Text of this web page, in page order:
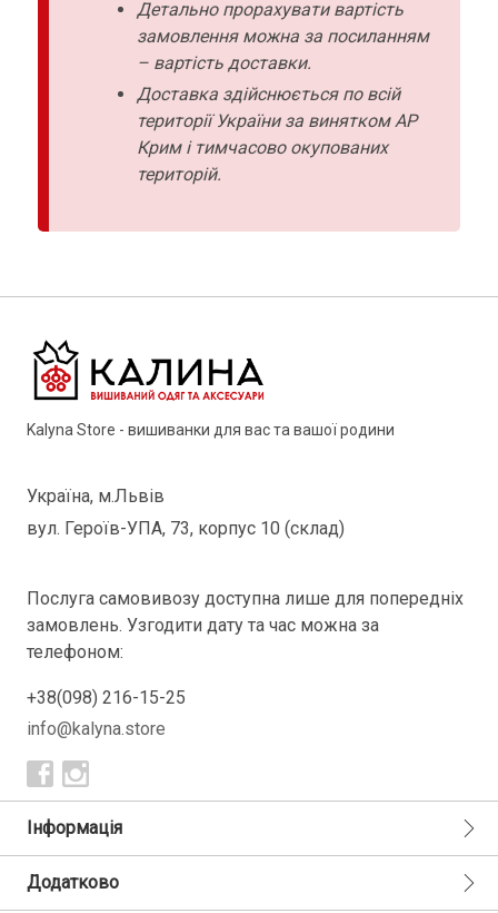
Детально прорахувати вартість
замовлення можна за посиланням
– вартість доставки.
Доставка здійснюється по всій
території України за винятком АР
Крим і тимчасово окупованих
територій.
Kalyna Store - вишиванки для вас та вашої родини
Україна, м.Львів
вул. Героїв-УПА, 73, корпус 10 (склад)
Послуга самовивозу доступна лише для попередніх
замовлень. Узгодити дату та час можна за
телефоном:
+38(098) 216-15-25
info@kalyna.store
Інформація
Додатково